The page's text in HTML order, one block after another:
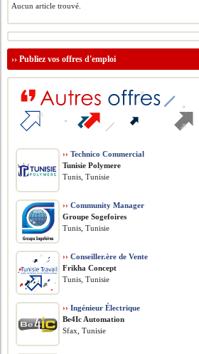
Aucun article trouvé.
››Publiez vos offres d'emploi
›› Technico Commercial
Tunisie Polymere
Tunis, Tunisie
›› Community Manager
Groupe Sogefoires
Tunis, Tunisie
›› Conseiller.ère de Vente
Frikha Concept
Tunis, Tunisie
›› Ingénieur Électrique
Be4Ic Automation
Sfax, Tunisie